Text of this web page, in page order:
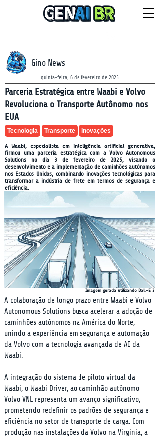
Gino News
quinta-feira, 6 de fevereiro de 2025
Parceria Estratégica entre Waabi e Volvo
Revoluciona o Transporte Autônomo nos
EUA
Tecnologia Transporte Inovações
A Waabi, especialista em inteligência artificial generativa,
firmou uma parceria estratégica com a Volvo Autonomous
Solutions no dia 3 de fevereiro de 2025, visando o
desenvolvimento e a implementação de caminhões autônomos
nos Estados Unidos, combinando inovações tecnológicas para
transformar a indústria de frete em termos de segurança e
eficiência.
Imagem gerada utilizando Dall-E 3
A colaboração de longo prazo entre Waabi e Volvo
Autonomous Solutions busca acelerar a adoção de
caminhões autônomos na América do Norte,
unindo a experiência em segurança e automação
da Volvo com a tecnologia avançada de AI da
Waabi.
A integração do sistema de piloto virtual da
Waabi, o Waabi Driver, ao caminhão autônomo
Volvo VNL representa um avanço significativo,
prometendo redefinir os padrões de segurança e
eficiência no setor de transporte de carga. Com
produção nas instalações da Volvo na Virginia, a